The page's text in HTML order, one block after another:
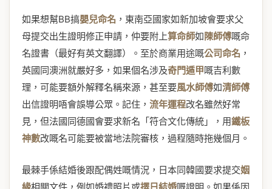
如果想幫BB搞嬰兒命名 ，東南亞國家如新加坡會要求父
母提交出生證明修正申請，仲要附上算命師如陳師傅嘅命
名證書（最好有英文翻譯）。至於商業用途嘅公司命名 ，
英國同澳洲就嚴好多，如果個名涉及奇門遁甲嘅吉利數
理，可能要額外解釋名稱來源，甚至要風水師傅如清師傅
出信證明唔會誤導公眾。記住， 流年運程改名雖然好常
見，但法國同德國會要求新名「符合文化傳統」，用鐵板
神數改嘅名可能要被當地法院審核，過程隨時拖幾個月。
最棘手係結婚後跟配偶姓嘅情況，日本同韓國要求提交姻